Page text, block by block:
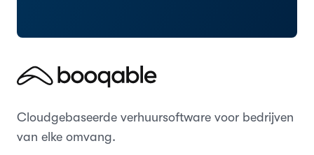
Cloudgebaseerde verhuursoftware voor bedrijven
van elke omvang.